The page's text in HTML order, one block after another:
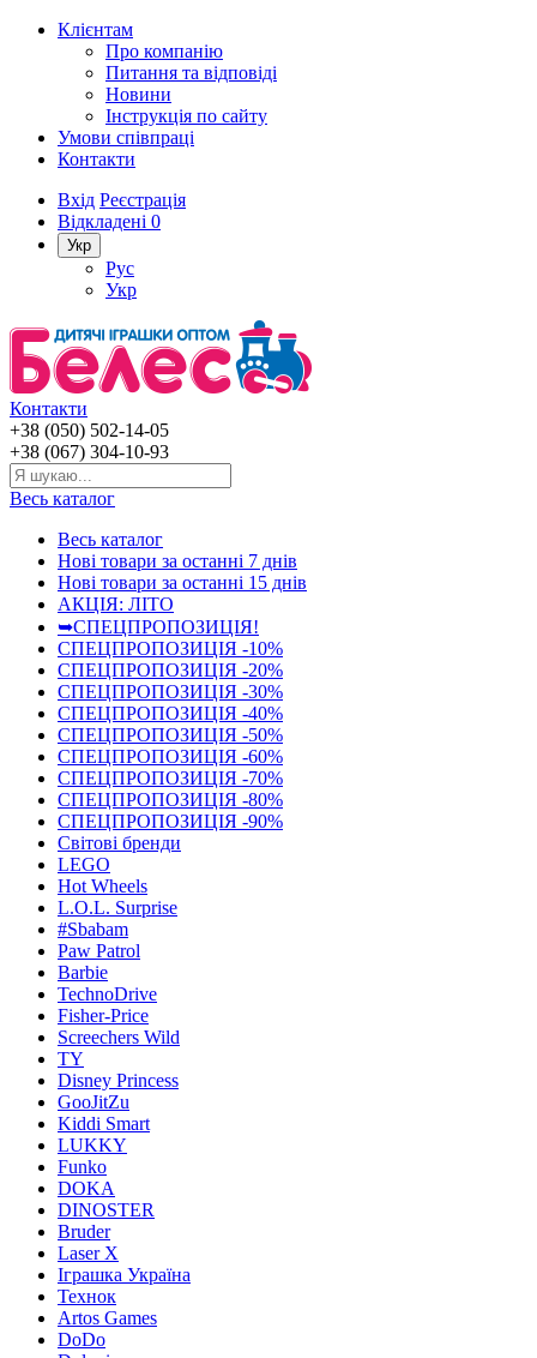
Клієнтам
Про компанію
Питання та відповіді
Новини
Інструкція по сайту
Умови співпраці
Контакти
Вхід Реєстрація
Відкладені 0
Укр
Рус
Укр
Контакти
+38 (050) 502-14-05
+38 (067) 304-10-93
Весь каталог
Весь каталог
Нові товари за останнi 7 днiв
Нові товари за останнi 15 днiв
АКЦІЯ: ЛІТО
➥СПЕЦПРОПОЗИЦІЯ!
СПЕЦПРОПОЗИЦІЯ -10%
СПЕЦПРОПОЗИЦІЯ -20%
СПЕЦПРОПОЗИЦІЯ -30%
СПЕЦПРОПОЗИЦІЯ -40%
СПЕЦПРОПОЗИЦІЯ -50%
СПЕЦПРОПОЗИЦІЯ -60%
СПЕЦПРОПОЗИЦІЯ -70%
СПЕЦПРОПОЗИЦІЯ -80%
СПЕЦПРОПОЗИЦІЯ -90%
Світові бренди
LEGO
Hot Wheels
L.O.L. Surprise
#Sbabam
Paw Patrol
Barbie
TechnoDrive
Fisher-Price
Screechers Wild
TY
Disney Princess
GooJitZu
Kiddi Smart
LUKKY
Funko
DOKA
DINOSTER
Bruder
Laser X
Іграшка Україна
Технок
Artos Games
DoDo